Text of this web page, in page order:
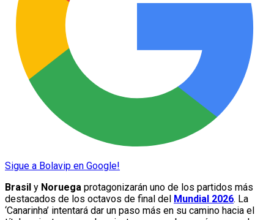
Sigue a Bolavip en Google!
Brasil y Noruega protagonizarán uno de los partidos más
destacados de los octavos de final del Mundial 2026. La
‘Canarinha’ intentará dar un paso más en su camino hacia el